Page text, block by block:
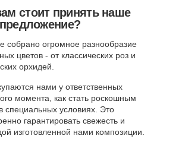
стоит принять наше
предложение?
собрано огромное разнообразие
цветов - от классических роз и
орхидей.
нами у ответственных
момента, как стать роскошным
специальных условиях. Это
гарантировать свежесть и
изготовленной нами композиции.